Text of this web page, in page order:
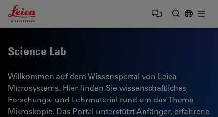
Leica Microsystems Logo
Science Lab
Willkommen auf dem Wissensportal von Leica
Microsystems. Hier finden Sie wissenschaftliches
Forschungs- und Lehrmaterial rund um das Thema
Mikroskopie. Das Portal unterstützt Anfänger, erfahrene